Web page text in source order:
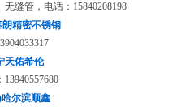
缝管，电话：15840208198
精密不锈钢
天佑希伦
尔滨顺鑫